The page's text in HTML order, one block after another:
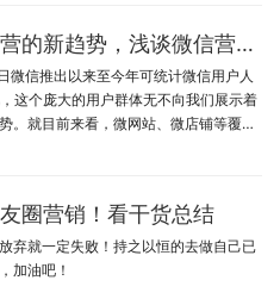
微信营销成为现代网络运营的新趋势，浅谈微信营销问题
微信推出以来至今年可统计微信用户人
这个庞大的用户群体无不向我们展示着
。就目前来看，微网站、微店铺等覆盖
圈营销！看干货总结
弃就一定失败！持之以恒的去做自己已
加油吧！